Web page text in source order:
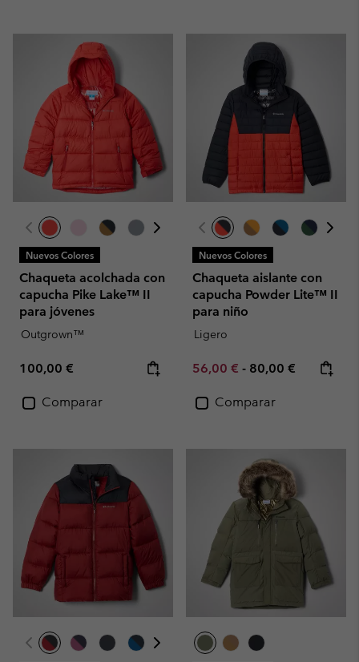
Nuevos Colores
Chaqueta acolchada con
capucha Pike Lake™ II
para jóvenes
Outgrown™
Regular price:
100,00 €
Comparar
Nuevos Colores
Chaqueta aislante con
capucha Powder Lite™ II
para niño
Ligero
Minimum sale price:
56,00 € - Maximum price:
80,00 €
Comparar